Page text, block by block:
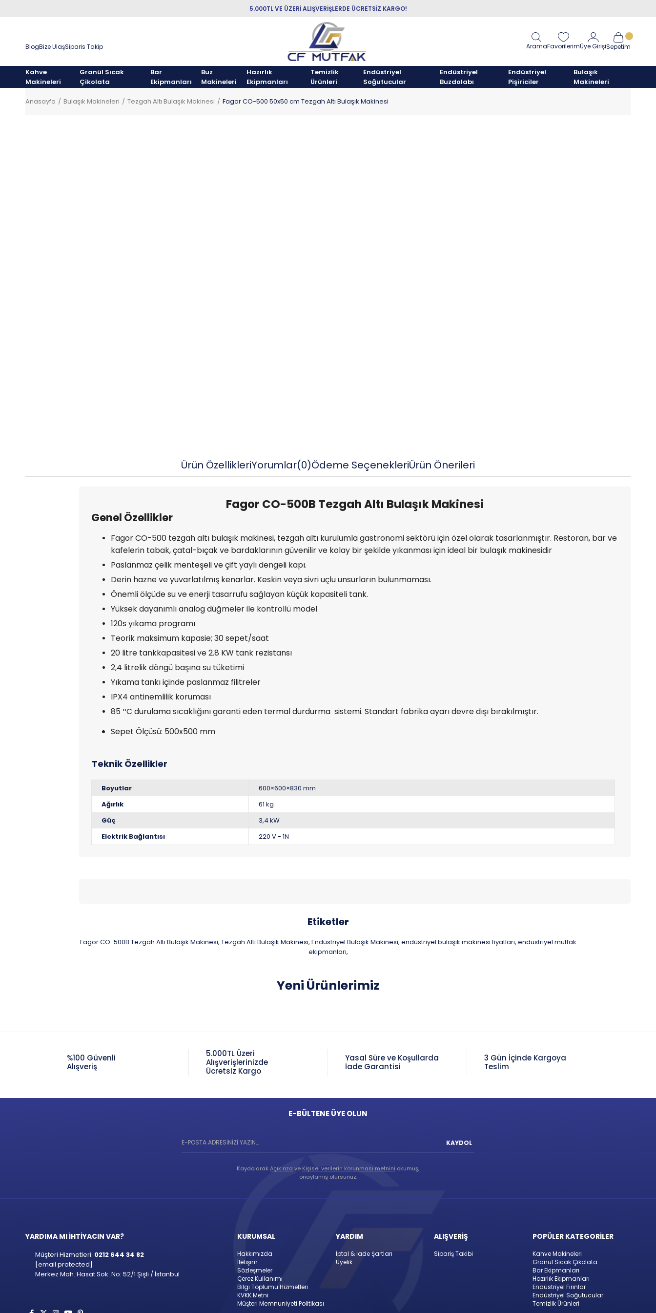
5.000TL VE ÜZERİ ALIŞVERİŞLERDE ÜCRETSİZ KARGO!
BlogBize UlaşSiparis Takip AramaFavorilerimÜye GirişiSepetim
Kahve
Makineleri
Granül Sıcak
Çikolata
Bar
Ekipmanları
Buz
Makineleri
Hazırlık
Ekipmanları
Temizlik
Ürünleri
Endüstriyel
Soğutucular
Endüstriyel
Buzdolabı
Endüstriyel
Pişiriciler
Bulaşık
Makineleri
Anasayfa Bulaşık Makineleri Tezgah Altı Bulaşık Makinesi Fagor CO-500 50x50 cm Tezgah Altı Bulaşık Makinesi
Ürün ÖzellikleriYorumlar(0)Ödeme SeçenekleriÜrün Önerileri
Fagor CO-500B Tezgah Altı Bulaşık Makinesi
Genel Özellikler
Fagor CO-500 tezgah altı bulaşık makinesi, tezgah altı kurulumla gastronomi sektörü için özel olarak tasarlanmıştır. Restoran, bar ve
kafelerin tabak, çatal-bıçak ve bardaklarının güvenilir ve kolay bir şekilde yıkanması için ideal bir bulaşık makinesidir
Paslanmaz çelik menteşeli ve çift yaylı dengeli kapı.
Derin hazne ve yuvarlatılmış kenarlar. Keskin veya sivri uçlu unsurların bulunmaması.
Önemli ölçüde su ve enerji tasarrufu sağlayan küçük kapasiteli tank.
Yüksek dayanımlı analog düğmeler ile kontrollü model
120s yıkama programı
Teorik maksimum kapasie; 30 sepet/saat
20 litre tankkapasitesi ve 2.8 KW tank rezistansı
2,4 litrelik döngü başına su tüketimi
Yıkama tankı içinde paslanmaz filitreler
IPX4 antinemlilik koruması
85 ºC durulama sıcaklığını garanti eden termal durdurma sistemi. Standart fabrika ayarı devre dışı bırakılmıştır.
Sepet Ölçüsü: 500x500 mm
Boyutlar
600×600×830 mm
Ağırlık
61 kg
Güç
3,4 kW
Elektrik Bağlantısı
220 V - 1N
Etiketler
Fagor CO-500B Tezgah Altı Bulaşık Makinesi, Tezgah Altı Bulaşık Makinesi, Endüstriyel Bulaşık Makinesi, endüstriyel bulaşık makinesi fiyatları, endüstriyel mutfak
ekipmanları,
Yeni Ürünlerimiz
%100 Güvenli
Alışveriş
5.000TL Üzeri
Alışverişlerinizde
Ücretsiz Kargo
Yasal Süre ve Koşullarda
İade Garantisi
3 Gün İçinde Kargoya
Teslim
E-BÜLTENE ÜYE OLUN
KAYDOL
KaydolarakAçık rıza ve Kişisel verilerin korunması metnini okumuş,
onaylamış olursunuz.
YARDIMA MI İHTİYACIN VAR?
Müşteri Hizmetleri: 0212 644 34 82
[email protected]
Merkez Mah. Hasat Sok. No: 52/1 Şişli / İstanbul
KURUMSAL
Hakkımızda
İletişim
Sözleşmeler
Çerez Kullanımı
Bilgi Toplumu Hizmetleri
KVKK Metni
Müşteri Memnuniyeti Politikası
YARDIM
İptal & İade Şartları
Üyelik
ALIŞVERİŞ
Sipariş Takibi
POPÜLER KATEGORİLER
Kahve Makineleri
Granül Sıcak Çikolata
Bar Ekipmanları
Hazırlık Ekipmanları
Endüstriyel Fırınlar
Endüstriyel Soğutucular
Temizlik Ürünleri